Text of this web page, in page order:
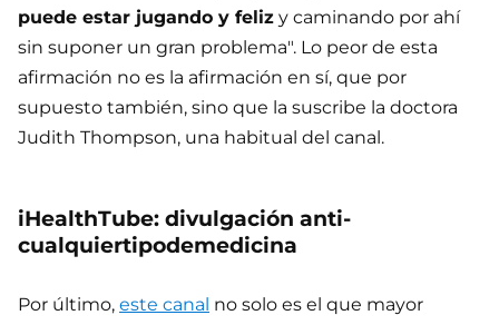
puede estar jugando y feliz y caminando por ahí
sin suponer un gran problema". Lo peor de esta
afirmación no es la afirmación en sí, que por
supuesto también, sino que la suscribe la doctora
Judith Thompson, una habitual del canal.
iHealthTube: divulgación anti-
cualquiertipodemedicina
Por último, este canal no solo es el que mayor